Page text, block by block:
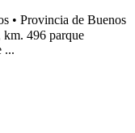
• Provincia de Buenos
496 parque
...